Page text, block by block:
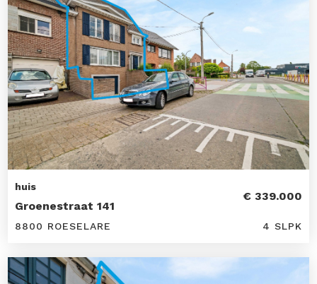
huis
Groenestraat 141
€ 339.000
8800 ROESELARE 4 SLPK